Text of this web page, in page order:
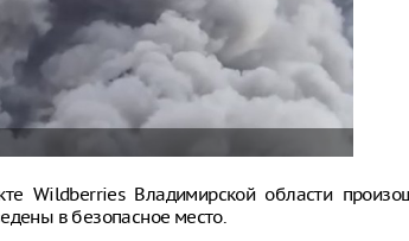
Wildberries Владимирской области
в безопасное место.